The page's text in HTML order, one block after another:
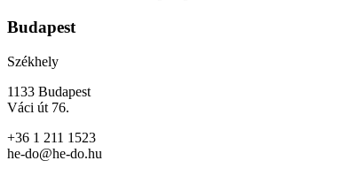
Budapest
Székhely
1133 Budapest
Váci út 76.
+36 1 211 1523
he-do@he-do.hu